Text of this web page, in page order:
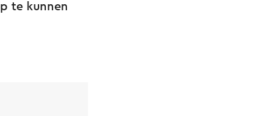
te kunnen